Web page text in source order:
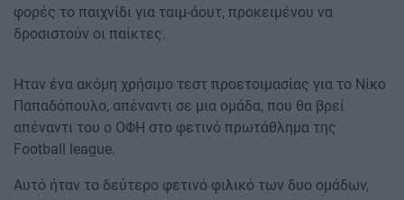
φορές το παιχνίδι για ταιμ-άουτ, προκειμένου να
δροσιστούν οι παίκτες.
Ηταν ένα ακόμη χρήσιμο τεστ προετοιμασίας για το Νίκο
Παπαδόπουλο, απέναντι σε μια ομάδα, που θα βρεί
απέναντι του ο ΟΦΗ στο φετινό πρωτάθλημα της
Football league.
Αυτό ήταν το δεύτερο φετινό φιλικό των δυο ομάδων,